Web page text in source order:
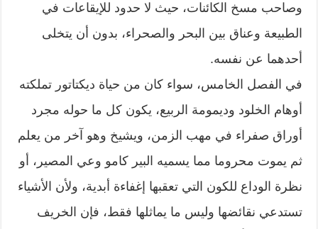
وصاحب مسخ الكائنات، حيث لا حدود للإيقاعات في
الطبيعة وعناق بين البحر والصحراء، بدون أن يتخلى
أحدهما عن نفسه.
في الفصل الخامس، سواء كان من حياة ديكتاتور تملكته
أوهام الخلود وديمومة الربيع، يكون كل ما حوله مجرد
أوراق صفراء في مهب الزمن، ويشيخ وهو آخر من يعلم
ثم يموت محروما مما يسميه البير كامو وعي المصير، أو
نظرة الوداع للكون التي تعقبها إغفاءة أبدية، ولأن الأشياء
تستدعي نقائضها وليس ما يماثلها فقط، فإن الخريف